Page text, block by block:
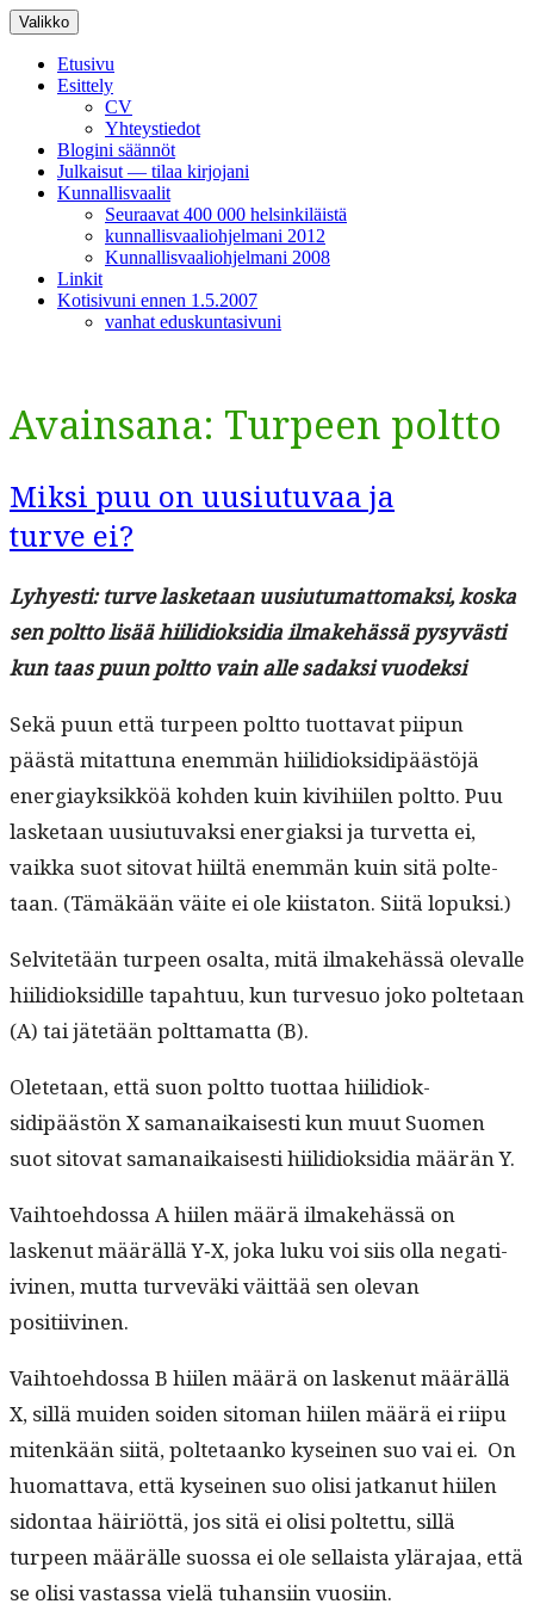
Siirry
sisältöön
Valikko
Etusivu
Esittely
CV
Yhteystiedot
Blogini säännöt
Julkaisut — tilaa kirjojani
Kunnallisvaalit
Seuraavat 400 000 helsinkiläistä
kunnallisvaaliohjelmani 2012
Kunnallisvaaliohjelmani 2008
Linkit
Kotisivuni ennen 1.5.2007
vanhat eduskuntasivuni
Avainsana: Turpeen poltto
Miksi puu on uusiutuvaa ja
turve ei?
Lyhyesti: turve las­ke­taan uusi­u­tu­mat­tomak­si, kos­ka
sen polt­to lisää hiilid­iok­sidia ilmake­hässä pysyvästi
kun taas puun polt­to vain alle sadak­si vuodeksi
Sekä puun että turpeen polt­to tuot­ta­vat piipun
päästä mitat­tuna enem­män hiilid­iok­sidipäästöjä
ener­giayk­sikköä kohden kuin kivi­hi­ilen polt­to. Puu
las­ke­taan uusi­u­tu­vak­si ener­giak­si ja turvet­ta ei,
vaik­ka suot sito­vat hiiltä enem­män kuin sitä polte­
taan. (Tämäkään väite ei ole kiis­ta­ton. Siitä lopuksi.)
Selvitetään turpeen osalta, mitä ilmake­hässä ole­valle
hiilid­iok­sidille tapah­tuu, kun turvesuo joko polte­taan
(A) tai jätetään polt­ta­mat­ta (B).
Olete­taan, että suon polt­to tuot­taa hiilid­iok­
sidipäästön X samanaikaises­ti kun muut Suomen
suot sito­vat samanaikaises­ti hiilid­iok­sidia määrän Y.
Vai­h­toe­hdos­sa A hiilen määrä ilmake­hässä on
laskenut määräl­lä Y‑X, joka luku voi siis olla negati­
ivi­nen, mut­ta turvevä­ki väit­tää sen ole­van
positiivinen.
Vai­h­toe­hdos­sa B hiilen määrä on laskenut määräl­lä
X, sil­lä muiden soiden sit­o­man hiilen määrä ei riipu
mitenkään siitä, polte­taanko kyseinen suo vai ei. On
huo­mat­ta­va, että kyseinen suo olisi jatkanut hiilen
sidon­taa häir­iöt­tä, jos sitä ei olisi poltet­tu, sil­lä
turpeen määrälle suos­sa ei ole sel­l­aista ylära­jaa, että
se olisi vas­tas­sa vielä tuhan­si­in vuosiin.